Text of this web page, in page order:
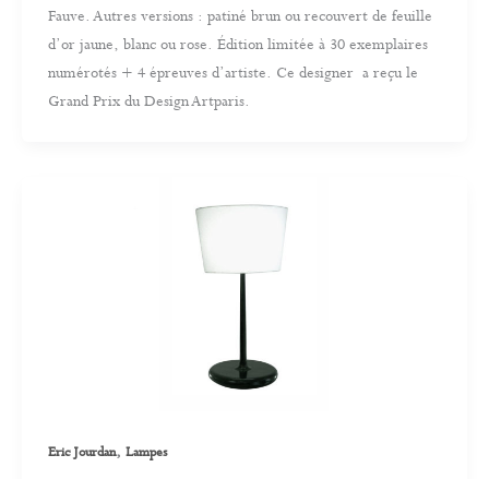
Fauve. Autres versions : patiné brun ou recouvert de feuille
d’or jaune, blanc ou rose. Édition limitée à 30 exemplaires
numérotés + 4 épreuves d’artiste. Ce designer a reçu le
Grand Prix du Design Artparis.
Eric Jourdan, Lampes